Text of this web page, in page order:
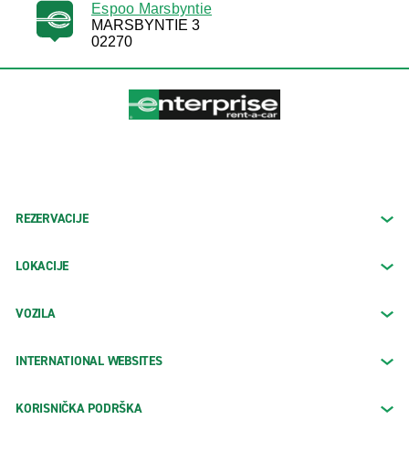
Espoo Marsbyntie
MARSBYNTIE 3
02270
REZERVACIJE
LOKACIJE
VOZILA
INTERNATIONAL WEBSITES
KORISNIČKA PODRŠKA